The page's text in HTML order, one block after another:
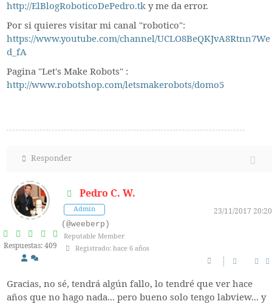
http://ElBlogRoboticoDePedro.tk y me da error.
Por si quieres visitar mi canal "robotico":
https://www.youtube.com/channel/UCLO8BeQKJvA8Rtnn7We
d_fA
Pagina "Let's Make Robots" :
http://www.robotshop.com/letsmakerobots/domo5
Responder
Respuestas: 409
Pedro C. W.
Admin
23/11/2017 20:20
(@weeberp)
Reputable Member
Registrado: hace 6 años
Gracias, no sé, tendrá algún fallo, lo tendré que ver hace
años que no hago nada... pero bueno solo tengo labview... y